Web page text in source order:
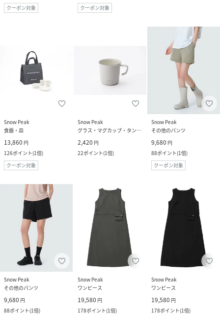
クーポン対象
クーポン対象
Snow Peak
食器・皿
13,860 円
126ポイント(1倍)
クーポン対象
Snow Peak
グラス・マグカップ・タンブラー
2,420 円
22ポイント(1倍)
Snow Peak
その他のパンツ
9,680 円
88ポイント(1倍)
クーポン対象
Snow Peak
その他のパンツ
9,680 円
88ポイント(1倍)
Snow Peak
ワンピース
19,580 円
178ポイント(1倍)
Snow Peak
ワンピース
19,580 円
178ポイント(1倍)